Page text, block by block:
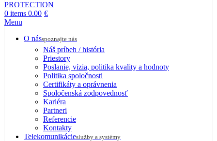
0 items 0.00 €
Menu
O násspoznajte nás
Náš príbeh / história
Priestory
Poslanie, vízia, politika kvality a hodnoty
Politika spoločnosti
Certifikáty a oprávnenia
Spoločenská zodpovednosť
Kariéra
Partneri
Referencie
Kontakty
Telekomunikácieslužby a systémy